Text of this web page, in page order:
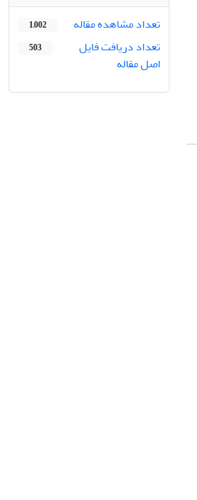
تعداد مشاهده مقاله
1,002
تعداد دریافت فایل
اصل مقاله
503